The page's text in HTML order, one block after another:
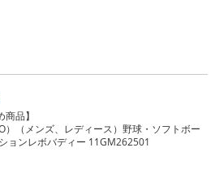
商品】
）（メンズ、レディース）野球・ソフトボー
ョンレボバディー 11GM262501